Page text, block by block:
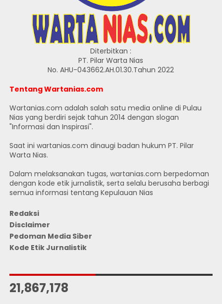
Diterbitkan :
PT. Pilar Warta Nias
No. AHU-043662.AH.01.30.Tahun 2022
Tentang Wartanias.com
Wartanias.com adalah salah satu media online di Pulau
Nias yang berdiri sejak tahun 2014 dengan slogan
"Informasi dan Inspirasi".
Saat ini wartanias.com dinaugi badan hukum PT. Pilar
Warta Nias.
Dalam melaksanakan tugas, wartanias.com berpedoman
dengan kode etik jurnalistik, serta selalu berusaha berbagi
semua informasi tentang Kepulauan Nias
Redaksi
Disclaimer
Pedoman Media Siber
Kode Etik Jurnalistik
21,867,178